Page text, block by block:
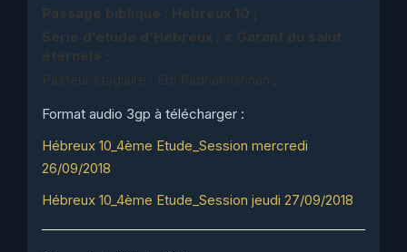
Passage biblique
Hébreux 10 ;
Série d’étude d’Hébreux : « Garant du salut
éternel» ;
Pasteur stagiaire : Ebi Radhakrishnan ;
Format audio 3gp à télécharger :
Hébreux 10_4ème Etude_Session mercredi
26/09/2018
Hébreux 10_4ème Etude_Session jeudi 27/09/2018